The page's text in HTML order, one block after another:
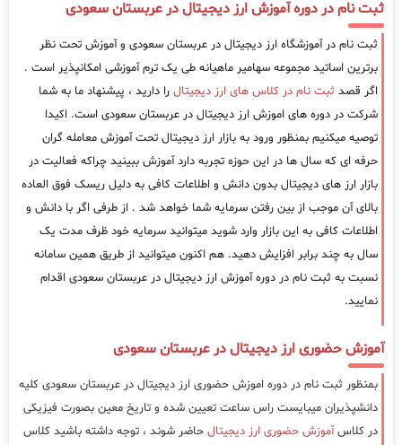
ثبت نام در دوره آموزش ارز دیجیتال در عربستان سعودی
ثبت نام در آموزشگاه ارز دیجیتال در عربستان سعودی و آموزش تحت نظر
برترین اساتید مجموعه سهامیر ماهیانه طی یک ترم آموزشی امکانپذیر است .
اگر قصد ثبت نام در کلاس های ارز دیجیتال را دارید ، پیشنهاد ما به شما
شرکت در دوره های اموزش ارز دیجیتال در عربستان سعودی است. اکیدا
توصیه میکنیم بمنظور ورود به بازار ارز دیجیتال تحت آموزش معامله گران
حرفه ای که سال ها در این حوزه تجربه دارد آموزش ببینید چراکه فعالیت در
بازار ارز های دیجیتال بدون دانش و اطلاعات کافی به دلیل ریسک فوق العاده
بالای آن موجب از بین رفتن سرمایه شما خواهد شد . از طرفی اگر با دانش و
اطلاعات کافی به این بازار وارد شوید میتوانید سرمایه خود ظرف مدت یک
سال به چند برابر افزایش دهید. هم اکنون میتوانید از طریق همین سامانه
نسبت به ثبت نام در دوره آموزش ارز دیجیتال در عربستان سعودی اقدام
نمایید.
آموزش حضوری ارز دیجیتال در عربستان سعودی
بمنظور ثبت نام در دوره اموزش حضوری ارز دیجیتال در عربستان سعودی کلیه
دانشپذیران میبایست راس ساعت تعیین شده و تاریخ معین بصورت فیزیکی
در کلاسآموزش حضوری ارز دیجیتال حاضر شوند ، توجه داشته باشید کلاس